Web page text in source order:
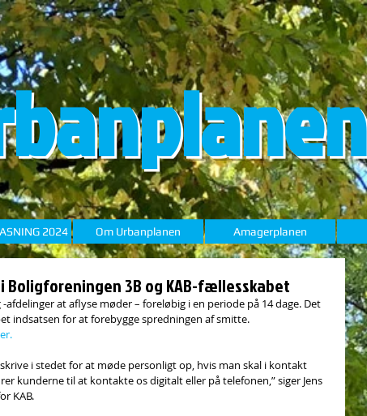
2024 Om Urbanplanen Amagerplanen
Boligforeningen 3B og KAB-fællesskabet
afdelinger at aflyse møder – foreløbig i en periode på 14 dage. Det
indsatsen for at forebygge spredningen af smitte.
i stedet for at møde personligt op, hvis man skal i kontakt
kunderne til at kontakte os digitalt eller på telefonen,” siger Jens
KAB.